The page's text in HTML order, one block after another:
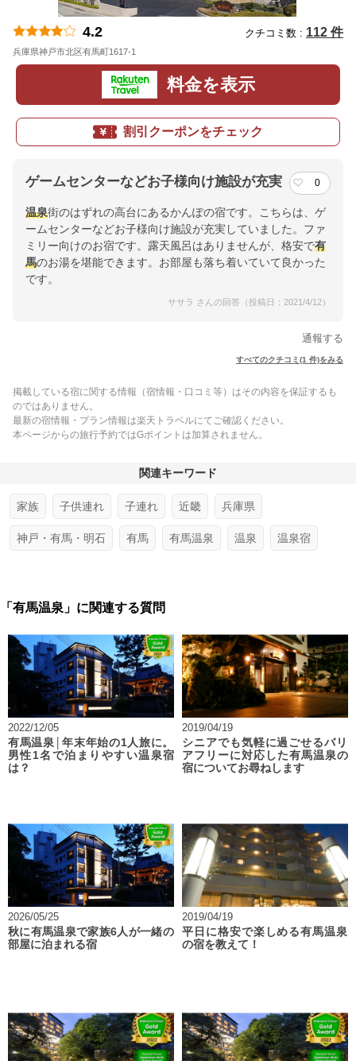
4.2 クチコミ数 : 112 件
兵庫県神戸市北区有馬町1617-1
料金を表示
割引クーポンをチェック
ゲームセンターなどお子様向け施設が充実 0
温泉街のはずれの高台にあるかんぽの宿です。こちらは、ゲ
ームセンターなどお子様向け施設が充実していました。ファ
ミリー向けのお宿です。露天風呂はありませんが、格安で有
馬のお湯を堪能できます。お部屋も落ち着いていて良かった
です。
ササラ さんの回答（投稿日：2021/4/12）
通報する
すべてのクチコミ(1 件)をみる
掲載している宿に関する情報（宿情報・口コミ等）はその内容を保証するも
のではありません。
最新の宿情報・プラン情報は楽天トラベルにてご確認ください。
本ページからの旅行予約ではGポイントは加算されません。
関連キーワード
家族 子供連れ 子連れ 近畿 兵庫県
神戸・有馬・明石 有馬 有馬温泉 温泉 温泉宿
「有馬温泉」に関連する質問
2022/12/05
有馬温泉│年末年始の1人旅に。
男性1名で泊まりやすい温泉宿
は？
2019/04/19
シニアでも気軽に過ごせるバリ
アフリーに対応した有馬温泉の
宿についてお尋ねします
2026/05/25
秋に有馬温泉で家族6人が一緒の
部屋に泊まれる宿
2019/04/19
平日に格安で楽しめる有馬温泉
の宿を教えて！